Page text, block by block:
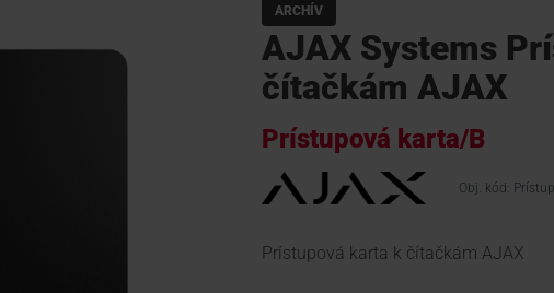
ARCHÍV
AJAX Systems
čítačkám AJAX
Prístupová karta/B
Obj. kód:
Prístupová karta k čítačkám AJAX